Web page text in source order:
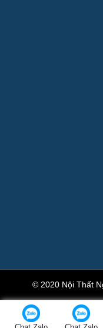
© 2020 Nội Thất